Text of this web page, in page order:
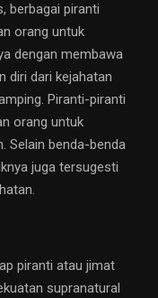
berbagai piranti
orang untuk
dengan membawa
diri dari kejahatan
Piranti-piranti
orang untuk
Selain benda-benda
juga tersugesti
piranti atau jimat
supranatural